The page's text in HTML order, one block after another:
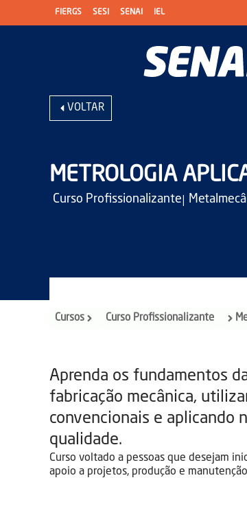
FIERGS SESI SENAI IEL
VOLTAR
METROLOGIA
Curso Profissionalizante|
Cursos Curso Profissionalizante
Aprenda os fundamentos
fabricação mecânica,
convencionais e aplicando
qualidade.
Curso voltado a pessoas que desejam
apoio a projetos, produção e